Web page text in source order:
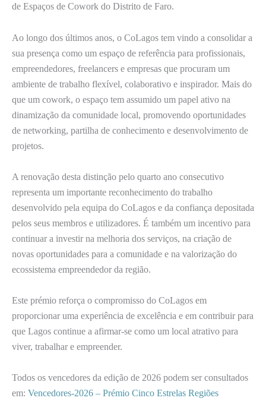
de Espaços de Cowork do Distrito de Faro.
Ao longo dos últimos anos, o CoLagos tem vindo a consolidar a
sua presença como um espaço de referência para profissionais,
empreendedores, freelancers e empresas que procuram um
ambiente de trabalho flexível, colaborativo e inspirador. Mais do
que um cowork, o espaço tem assumido um papel ativo na
dinamização da comunidade local, promovendo oportunidades
de networking, partilha de conhecimento e desenvolvimento de
projetos.
A renovação desta distinção pelo quarto ano consecutivo
representa um importante reconhecimento do trabalho
desenvolvido pela equipa do CoLagos e da confiança depositada
pelos seus membros e utilizadores. É também um incentivo para
continuar a investir na melhoria dos serviços, na criação de
novas oportunidades para a comunidade e na valorização do
ecossistema empreendedor da região.
Este prémio reforça o compromisso do CoLagos em
proporcionar uma experiência de excelência e em contribuir para
que Lagos continue a afirmar-se como um local atrativo para
viver, trabalhar e empreender.
Todos os vencedores da edição de 2026 podem ser consultados
em: Vencedores-2026 – Prémio Cinco Estrelas Regiões